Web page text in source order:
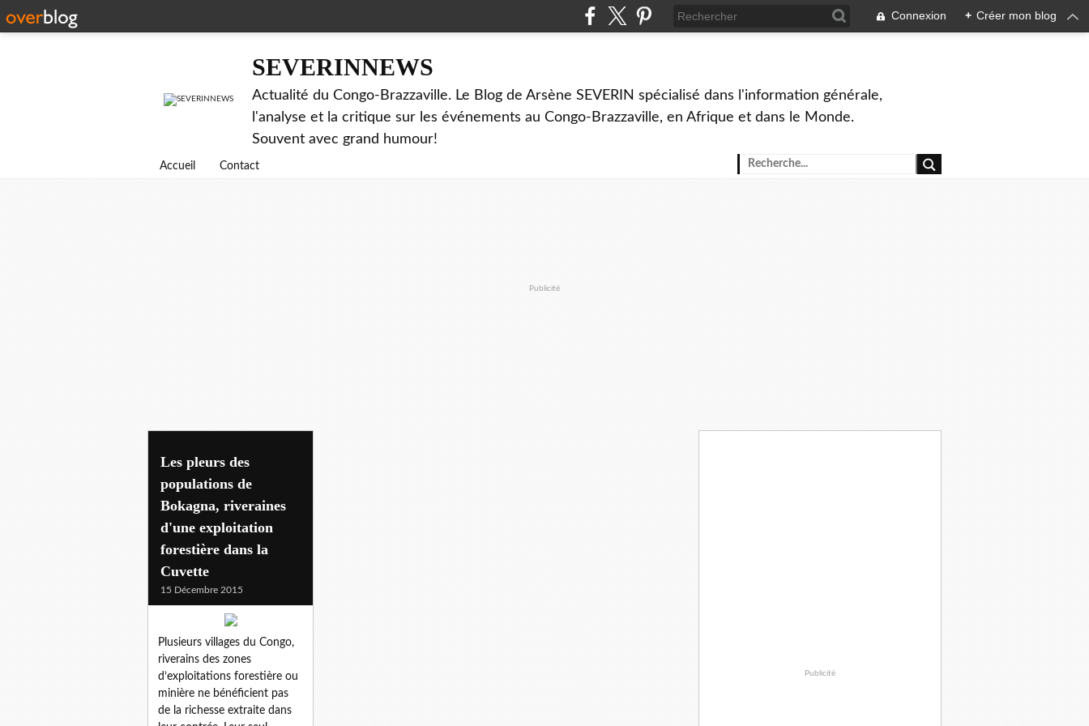
Connexion + Créer mon blog
SEVERINNEWS
Actualité du Congo-Brazzaville. Le Blog de Arsène SEVERIN spécialisé dans l'information générale,
l'analyse et la critique sur les événements au Congo-Brazzaville, en Afrique et dans le Monde.
Souvent avec grand humour!
Accueil Contact
Publicité
bokagna
Les pleurs des
populations de
Bokagna, riveraines
d'une exploitation
forestière dans la
Cuvette
15 Décembre 2015
Plusieurs villages du Congo,
riverains des zones
d’exploitations forestière ou
minière ne bénéficient pas
de la richesse extraite dans
Publicité